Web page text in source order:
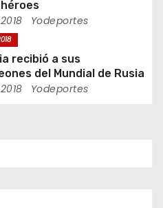
Yodeportes
recibió a sus
del Mundial de Rusia
Yodeportes